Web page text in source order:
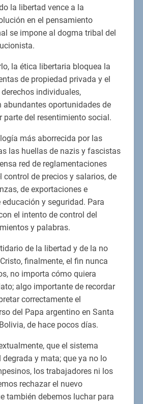
la libertad vence a la
en el pensamiento
se impone al dogma tribal del
la ética libertaria bloquea la
de propiedad privada y el
individuales,
abundantes oportunidades de
parte del resentimiento social.
más aborrecida por las
las huellas de nazis y fascistas
red de reglamentaciones
de precios y salarios, de
de exportaciones e
y seguridad. Para
el intento de control del
y palabras.
de la libertad y de la no
finalmente, el fin nunca
no importa cómo quiera
algo importante de recordar
correctamente el
del Papa argentino en Santa
de hace pocos días.
que el sistema
y mata; que ya no lo
los trabajadores ni los
rechazar el nuevo
también debemos luchar para